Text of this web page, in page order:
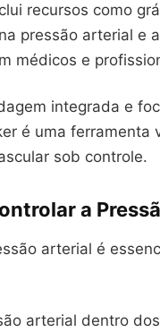
recursos como
pressão arterial e
médicos e
integrada e
é uma
sob controle.
a
arterial é
arterial dentro